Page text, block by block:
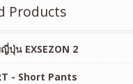
Products
ปุ่น EXSEZON 2
- Short Pants